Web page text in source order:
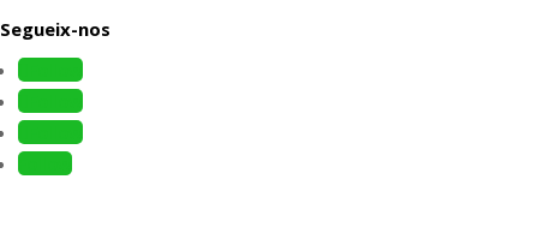
Segueix-nos
Follow
Follow
Follow
Follow